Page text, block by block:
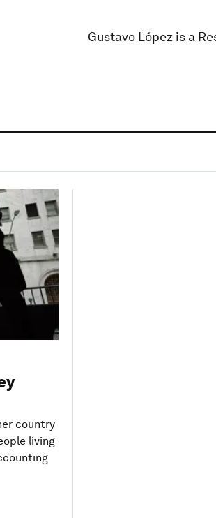
Gustavo López is a
country
living